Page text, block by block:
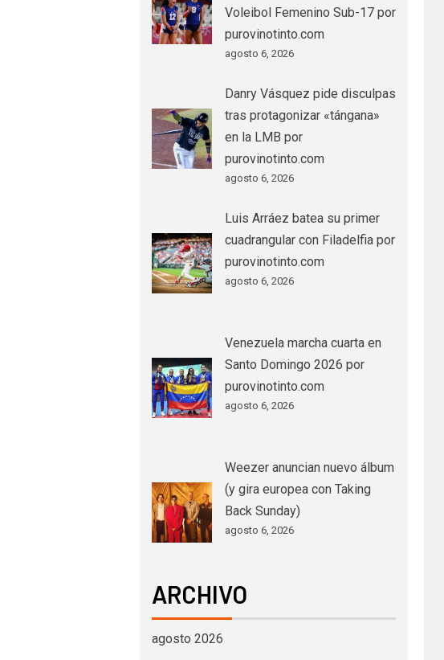
Voleibol Femenino Sub-17 por
purovinotinto.com
agosto 6, 2026
Danry Vásquez pide disculpas
tras protagonizar «tángana»
en la LMB por
purovinotinto.com
agosto 6, 2026
Luis Arráez batea su primer
cuadrangular con Filadelfia por
purovinotinto.com
agosto 6, 2026
Venezuela marcha cuarta en
Santo Domingo 2026 por
purovinotinto.com
agosto 6, 2026
Weezer anuncian nuevo álbum
(y gira europea con Taking
Back Sunday)
agosto 6, 2026
ARCHIVO
agosto 2026